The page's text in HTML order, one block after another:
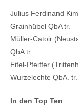
Julius Ferdinand
Grainhübel QbA tr.
Müller-Catoir
QbA tr.
Eifel-Pfeiffer
Wurzelechte QbA. tr.
In den Top Ten